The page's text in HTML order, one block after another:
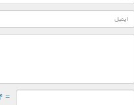
= ۴ بعلاوه ۱